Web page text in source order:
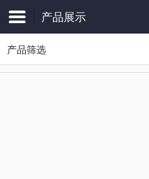
产品展示
产品筛选